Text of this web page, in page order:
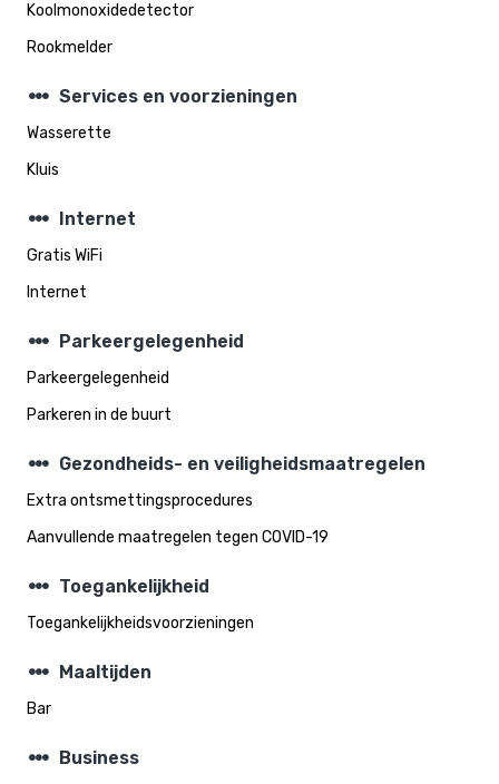
Koolmonoxidedetector
Rookmelder
steppers Services en voorzieningen
Wasserette
Kluis
steppers Internet
Gratis WiFi
Internet
steppers Parkeergelegenheid
Parkeergelegenheid
Parkeren in de buurt
steppers Gezondheids- en veiligheidsmaatregelen
Extra ontsmettingsprocedures
Aanvullende maatregelen tegen COVID-19
steppers Toegankelijkheid
Toegankelijkheidsvoorzieningen
steppers Maaltijden
Bar
steppers Business